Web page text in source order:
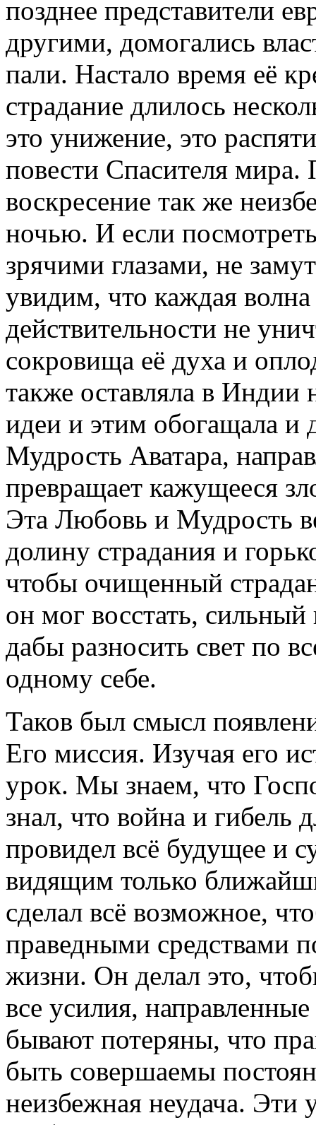
позднее представители
другими, домогались
пали. Настало время её
страдание длилось
это унижение, это
повести Спасителя мира.
воскресение так же
ночью. И если
зрячими глазами, не
увидим, что каждая
действительности не
сокровища её духа и
также оставляла в Индии
идеи и этим обогащала
Мудрость Аватара,
превращает кажущееся
Эта Любовь и Мудрость
долину страдания и
чтобы очищенный
он мог восстать,
дабы разносить свет по
одному себе.
Таков был смысл
Его миссия. Изучая его
урок. Мы знаем, что
знал, что война и гибель
провидел всё будущее и
видящим только
сделал всё возможное,
праведными средствами
жизни. Он делал это,
все усилия,
бывают потеряны, что
быть совершаемы
неизбежная неудача.